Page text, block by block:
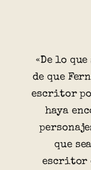
«De lo
de que
escritor
haya
que
escritor